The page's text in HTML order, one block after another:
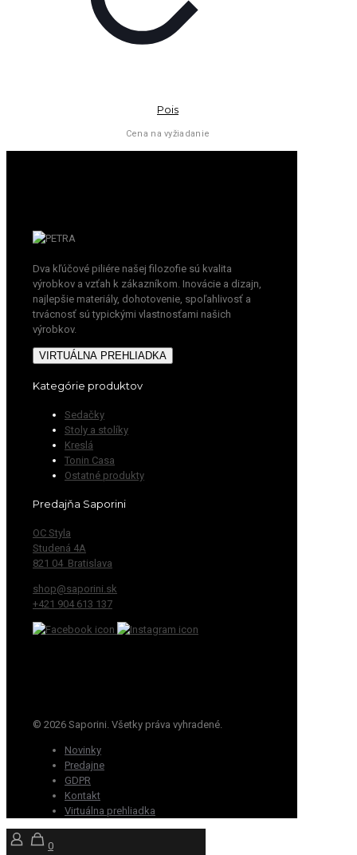
Pois
Cena na vyžiadanie
Dva kľúčové piliére našej filozofie sú kvalita
výrobkov a vzťah k zákazníkom. Inovácie a dizajn,
najlepšie materiály, dohotovenie, spoľahlivosť a
trvácnosť sú typickými vlastnosťami našich
výrobkov.
VIRTUÁLNA PREHLIADKA
Kategórie produktov
Sedačky
Stoly a stolíky
Kreslá
Tonin Casa
Ostatné produkty
Predajňa Saporini
OC Styla
Studená 4A
821 04 Bratislava
shop@saporini.sk
+421 904 613 137
© 2026 Saporini. Všetky práva vyhradené.
Novinky
Predajne
GDPR
Kontakt
Virtuálna prehliadka
0